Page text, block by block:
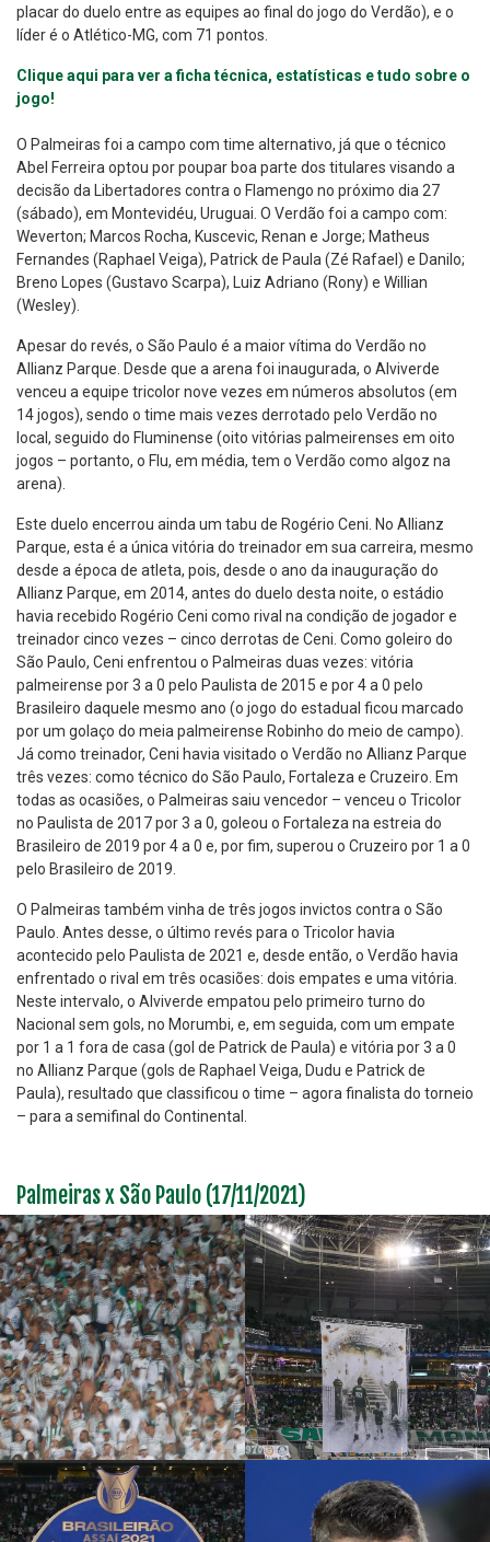
placar do duelo entre as equipes ao final do jogo do Verdão), e o
líder é o Atlético-MG, com 71 pontos.
Clique aqui para ver a ficha técnica, estatísticas e tudo sobre o
jogo!
O Palmeiras foi a campo com time alternativo, já que o técnico
Abel Ferreira optou por poupar boa parte dos titulares visando a
decisão da Libertadores contra o Flamengo no próximo dia 27
(sábado), em Montevidéu, Uruguai. O Verdão foi a campo com:
Weverton; Marcos Rocha, Kuscevic, Renan e Jorge; Matheus
Fernandes (Raphael Veiga), Patrick de Paula (Zé Rafael) e Danilo;
Breno Lopes (Gustavo Scarpa), Luiz Adriano (Rony) e Willian
(Wesley).
Apesar do revés, o São Paulo é a maior vítima do Verdão no
Allianz Parque. Desde que a arena foi inaugurada, o Alviverde
venceu a equipe tricolor nove vezes em números absolutos (em
14 jogos), sendo o time mais vezes derrotado pelo Verdão no
local, seguido do Fluminense (oito vitórias palmeirenses em oito
jogos – portanto, o Flu, em média, tem o Verdão como algoz na
arena).
Este duelo encerrou ainda um tabu de Rogério Ceni. No Allianz
Parque, esta é a única vitória do treinador em sua carreira, mesmo
desde a época de atleta, pois, desde o ano da inauguração do
Allianz Parque, em 2014, antes do duelo desta noite, o estádio
havia recebido Rogério Ceni como rival na condição de jogador e
treinador cinco vezes – cinco derrotas de Ceni. Como goleiro do
São Paulo, Ceni enfrentou o Palmeiras duas vezes: vitória
palmeirense por 3 a 0 pelo Paulista de 2015 e por 4 a 0 pelo
Brasileiro daquele mesmo ano (o jogo do estadual ficou marcado
por um golaço do meia palmeirense Robinho do meio de campo).
Já como treinador, Ceni havia visitado o Verdão no Allianz Parque
três vezes: como técnico do São Paulo, Fortaleza e Cruzeiro. Em
todas as ocasiões, o Palmeiras saiu vencedor – venceu o Tricolor
no Paulista de 2017 por 3 a 0, goleou o Fortaleza na estreia do
Brasileiro de 2019 por 4 a 0 e, por fim, superou o Cruzeiro por 1 a 0
pelo Brasileiro de 2019.
O Palmeiras também vinha de três jogos invictos contra o São
Paulo. Antes desse, o último revés para o Tricolor havia
acontecido pelo Paulista de 2021 e, desde então, o Verdão havia
enfrentado o rival em três ocasiões: dois empates e uma vitória.
Neste intervalo, o Alviverde empatou pelo primeiro turno do
Nacional sem gols, no Morumbi, e, em seguida, com um empate
por 1 a 1 fora de casa (gol de Patrick de Paula) e vitória por 3 a 0
no Allianz Parque (gols de Raphael Veiga, Dudu e Patrick de
Paula), resultado que classificou o time – agora finalista do torneio
– para a semifinal do Continental.
Palmeiras x São Paulo (17/11/2021)